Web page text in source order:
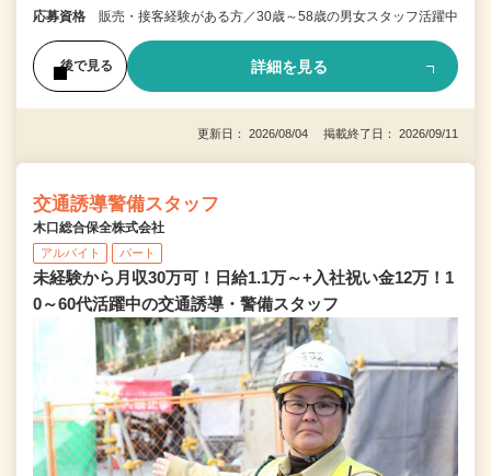
応募資格 販売・接客経験がある方／30歳～58歳の男女スタッフ活躍中
後で見る 詳細を見る
更新日： 2026/08/04 掲載終了日： 2026/09/11
交通誘導警備スタッフ
木口総合保全株式会社
アルバイト パート
未経験から月収30万可！日給1.1万～+入社祝い金12万！1
0～60代活躍中の交通誘導・警備スタッフ